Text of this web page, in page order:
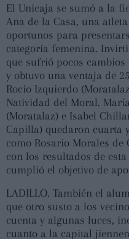
El Unicaja se sumó a la
Ana de la Casa, una
oportunos para
categoría femenina.
que sufrió pocos
y obtuvo una ventaja de
Rocío Izquierdo
Natividad del Moral.
(Moratalaz) e Isabel
Capilla) quedaron cuarta
como Rosario Morales de
con los resultados de
cumplió el objetivo de
LADILLO. También el
que otro susto a los
cuenta y algunas luces,
cuanto a la capital